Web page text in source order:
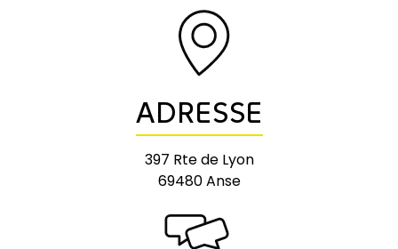
ADRESSE
397 Rte de Lyon
69480 Anse